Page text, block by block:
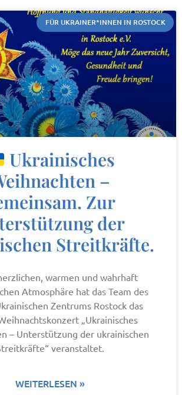
FÜR UKRAINER*INNEN IN ROSTOCK
Ukrainisches
–
Zur
der
Streitkräfte.
warmen und wahrhaft
Atmosphäre hat das Team des
Zentrums Rostock das
„Ukrainisches
– Unterstützung der ukrainischen
veranstaltet.
WEITERLESEN »